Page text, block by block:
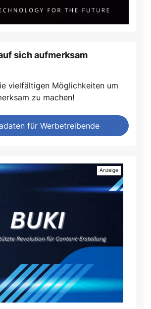
sich aufmerksam
vielfältigen Möglichkeiten um
zu machen!
für Werbetreibende